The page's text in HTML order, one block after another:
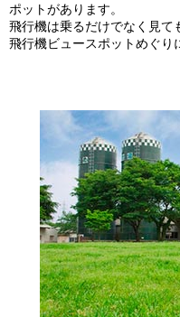
ポットがあります。
飛行機は乗るだけでなく見て
飛行機ビュースポットめぐり